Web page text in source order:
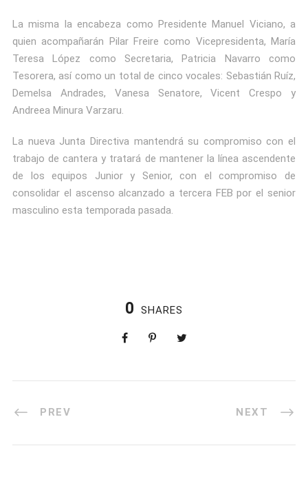
La misma la encabeza como Presidente Manuel Viciano, a
quien acompañarán Pilar Freire como Vicepresidenta, María
Teresa López como Secretaria, Patricia Navarro como
Tesorera, así como un total de cinco vocales: Sebastián Ruíz,
Demelsa Andrades, Vanesa Senatore, Vicent Crespo y
Andreea Minura Varzaru.
La nueva Junta Directiva mantendrá su compromiso con el
trabajo de cantera y tratará de mantener la línea ascendente
de los equipos Junior y Senior, con el compromiso de
consolidar el ascenso alcanzado a tercera FEB por el senior
masculino esta temporada pasada.
0 SHARES
PREV NEXT